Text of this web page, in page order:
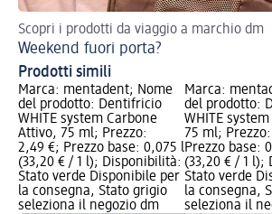
Scopri i prodotti da viaggio a marchio dm
Weekend fuori porta?
Prodotti simili
Marca: mentadent; Nome
del prodotto: Dentifricio
WHITE system Carbone
Attivo, 75 ml; Prezzo:
2,49 €; Prezzo base: 0,075 l
(33,20 € / 1 l); Disponibilità:
Stato verde Disponibile per
la consegna, Stato grigio
seleziona il negozio dm
Marca:
del prodotto:
WHITE
75 ml;
Prezzo base:
(33,20 € / 1 l);
Stato verde
la consegna,
seleziona il